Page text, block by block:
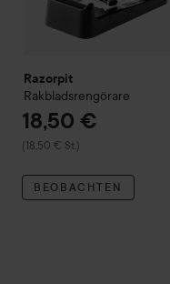
Razorpit
Rakbladsrengörare
18,50 €
(18,50 € St.)
BEOBACHTEN